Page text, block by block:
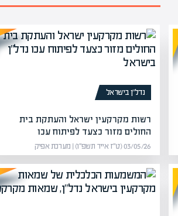
נדל”ן בישראל
רשות מקרקעין ישראל והעתקת בית
החולים מזור כצעד לפיתוח עכו
03/05/26 (ט״ז אייר תשפ״ו) | מערכת אפיק